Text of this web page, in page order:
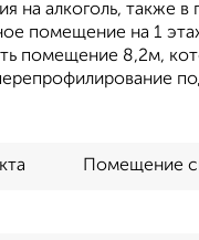
на алкоголь, также
помещение на 1
помещение 8,2м,
Помещение